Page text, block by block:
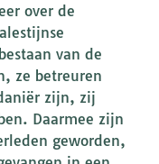
over de
van de
ze betreuren
zijn, zij
Daarmee zijn
geworden,